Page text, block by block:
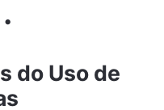
do Uso de